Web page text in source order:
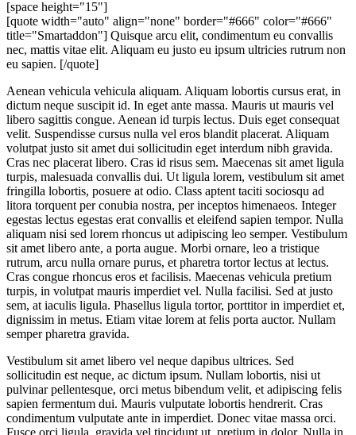
[space height="15"]
[quote width="auto" align="none" border="#666" color="#666"
title="Smartaddon"] Quisque arcu elit, condimentum eu convallis
nec, mattis vitae elit. Aliquam eu justo eu ipsum ultricies rutrum non
eu sapien. [/quote]
Aenean vehicula vehicula aliquam. Aliquam lobortis cursus erat, in
dictum neque suscipit id. In eget ante massa. Mauris ut mauris vel
libero sagittis congue. Aenean id turpis lectus. Duis eget consequat
velit. Suspendisse cursus nulla vel eros blandit placerat. Aliquam
volutpat justo sit amet dui sollicitudin eget interdum nibh gravida.
Cras nec placerat libero. Cras id risus sem. Maecenas sit amet ligula
turpis, malesuada convallis dui. Ut ligula lorem, vestibulum sit amet
fringilla lobortis, posuere at odio. Class aptent taciti sociosqu ad
litora torquent per conubia nostra, per inceptos himenaeos. Integer
egestas lectus egestas erat convallis et eleifend sapien tempor. Nulla
aliquam nisi sed lorem rhoncus ut adipiscing leo semper. Vestibulum
sit amet libero ante, a porta augue. Morbi ornare, leo a tristique
rutrum, arcu nulla ornare purus, et pharetra tortor lectus at lectus.
Cras congue rhoncus eros et facilisis. Maecenas vehicula pretium
turpis, in volutpat mauris imperdiet vel. Nulla facilisi. Sed at justo
sem, at iaculis ligula. Phasellus ligula tortor, porttitor in imperdiet et,
dignissim in metus. Etiam vitae lorem at felis porta auctor. Nullam
semper pharetra gravida.
Vestibulum sit amet libero vel neque dapibus ultrices. Sed
sollicitudin est neque, ac dictum ipsum. Nullam lobortis, nisi ut
pulvinar pellentesque, orci metus bibendum velit, et adipiscing felis
sapien fermentum dui. Mauris vulputate lobortis hendrerit. Cras
condimentum vulputate ante in imperdiet. Donec vitae massa orci.
Fusce orci ligula, gravida vel tincidunt ut, pretium in dolor. Nulla in